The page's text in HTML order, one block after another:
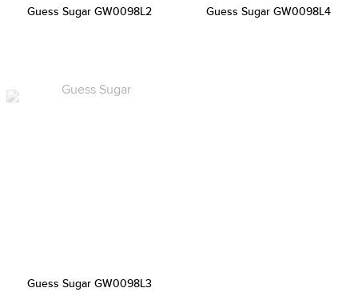
Guess Sugar GW0098L2 Guess Sugar GW0098L4
Guess Sugar GW0098L3